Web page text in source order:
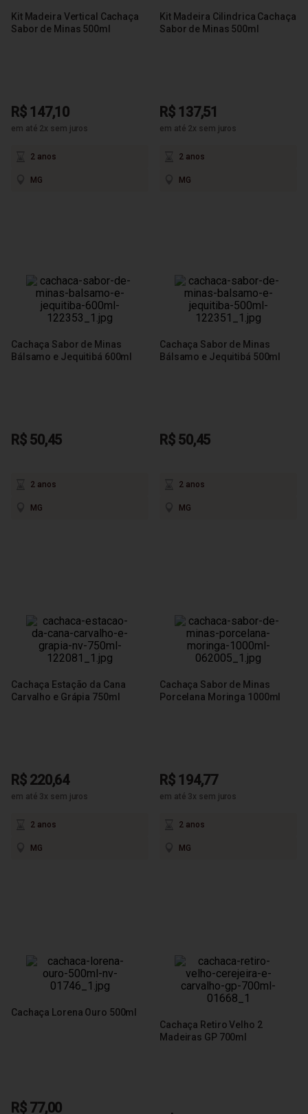
Kit Madeira Vertical Cachaça
Sabor de Minas 500ml
R$ 147,10
em até 2x sem juros
2 anos
MG
Kit Madeira Cilindrica Cachaça
Sabor de Minas 500ml
R$ 137,51
em até 2x sem juros
2 anos
MG
Cachaça Sabor de Minas
Bálsamo e Jequitibá 600ml
R$ 50,45
2 anos
MG
Cachaça Sabor de Minas
Bálsamo e Jequitibá 500ml
R$ 50,45
2 anos
MG
Cachaça Estação da Cana
Carvalho e Grápia 750ml
R$ 220,64
em até 3x sem juros
2 anos
MG
Cachaça Sabor de Minas
Porcelana Moringa 1000ml
R$ 194,77
em até 3x sem juros
2 anos
MG
Cachaça Lorena Ouro 500ml
R$ 77,00
Cachaça Retiro Velho 2
Madeiras GP 700ml